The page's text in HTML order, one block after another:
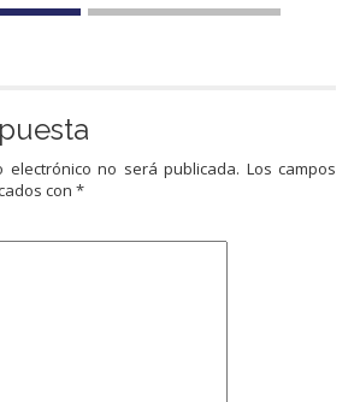
electrónico no será publicada. Los campos
con *